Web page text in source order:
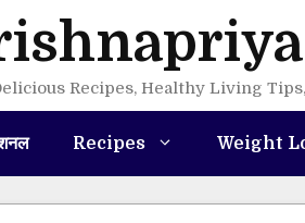
Recipes, Healthy Living
Recipes Weight